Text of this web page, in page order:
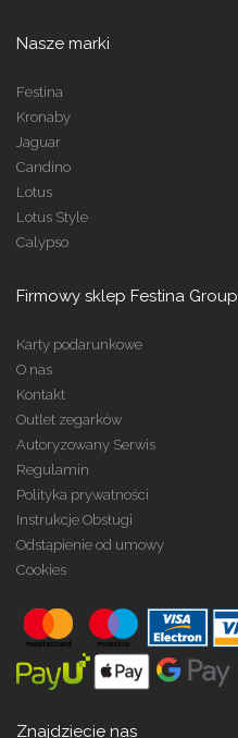
Nasze marki
Festina
Kronaby
Jaguar
Candino
Lotus
Lotus Style
Calypso
Firmowy sklep Festina Group
Karty podarunkowe
O nas
Kontakt
Outlet zegarków
Autoryzowany Serwis
Regulamin
Polityka prywatności
Instrukcje Obsługi
Odstąpienie od umowy
Cookies
Znajdziecie nas